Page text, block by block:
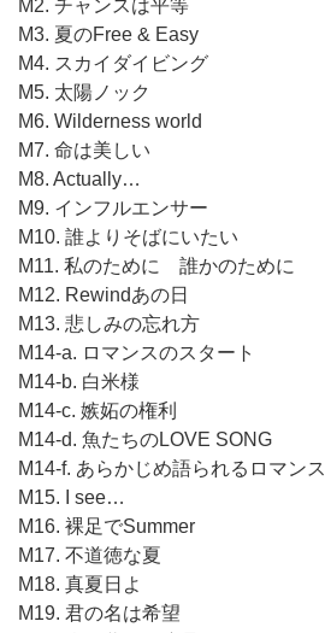
M2. チャンスは平等
M3. 夏のFree & Easy
M4. スカイダイビング
M5. 太陽ノック
M6. Wilderness world
M7. 命は美しい
M8. Actually…
M9. インフルエンサー
M10. 誰よりそばにいたい
M11. 私のために 誰かのために
M12. Rewindあの日
M13. 悲しみの忘れ方
M14-a. ロマンスのスタート
M14-b. 白米様
M14-c. 嫉妬の権利
M14-d. 魚たちのLOVE SONG
M14-f. あらかじめ語られるロマンス
M15. I see…
M16. 裸足でSummer
M17. 不道徳な夏
M18. 真夏日よ
M19. 君の名は希望